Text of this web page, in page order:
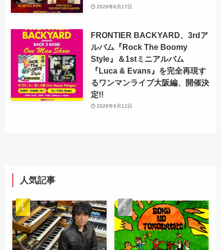
2026年6月17日
FRONTIER BACKYARD、3rdア
ルバム『Rock The Boomy
Style』＆1stミニアルバム
『Luca & Evans』を完全再現す
るワンマンライブ大阪編、開催決
定!!
2026年6月12日
人気記事